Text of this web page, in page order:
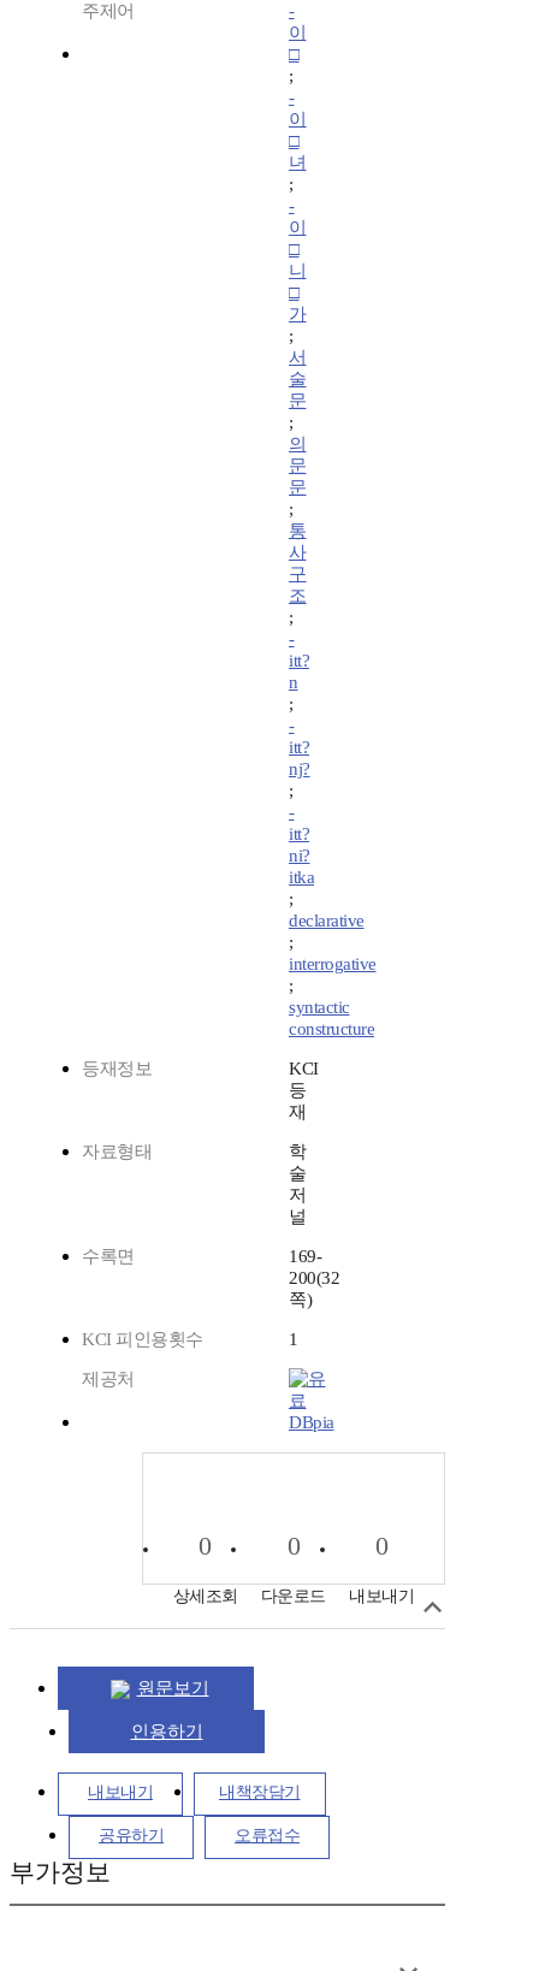
주제어
-
이
□
;
-
이
□
녀
;
-
이
□
니
□
가
;
서
술
문
;
의
문
문
;
통
사
구
조
;
-
itt?
n
;
-
itt?
nj?
;
-
itt?
ni?
itka
;
declarative
;
interrogative
;
syntactic
constructure
등재정보
KCI
등
재
자료형태
학
술
저
널
수록면
169-
200(32
쪽)
KCI 피인용횟수 1
제공처
DBpia
0
상세조회
0
다운로드
0
내보내기
원문보기
인용하기
내보내기 내책장담기
공유하기 오류접수
부가정보